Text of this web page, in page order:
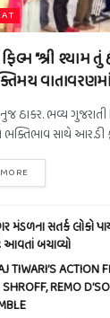
“શ્રી શ્યામ તું
ઠાકર. ભવ્ય ગુજરાતી
સાથે આર.ડી
મંડળના સતર્ક લોકો
બચાવ્યો
TIWARI’S ACTION
REMO